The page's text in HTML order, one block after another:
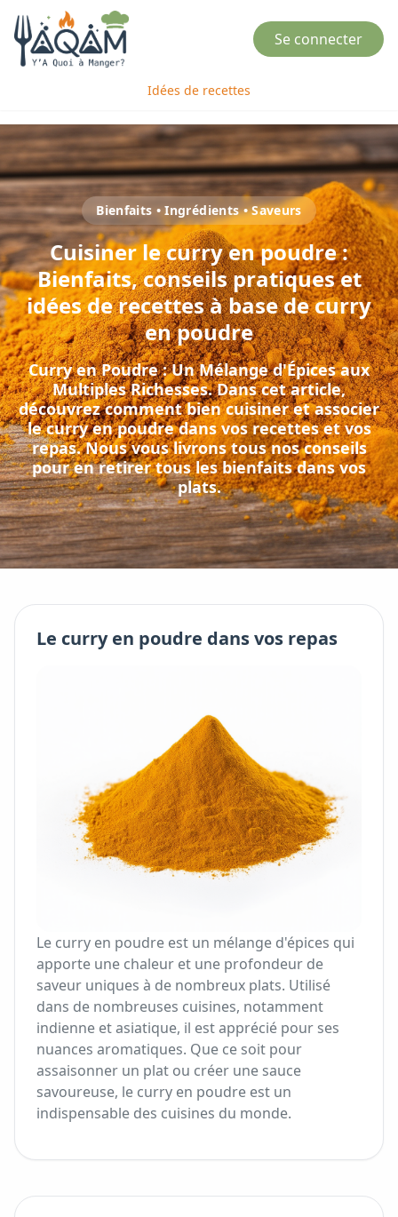
Se connecter
Idées de recettes
Bienfaits • Ingrédients • Saveurs
Cuisinerlecurry en poudre:
Bienfaits, conseils pratiques et
idées de recettes à base decurry
en poudre
Curry en Poudre : Un Mélange d'Épices aux
Multiples Richesses. Dans cet article,
découvrez comment bien cuisiner et associer
lecurry en poudredans vos recettes et vos
repas. Nous vous livrons tous nos conseils
pour en retirer tous les bienfaits dans vos
plats.
Le curry en poudre dans vos repas
Le curry en poudre est un mélange d'épices qui
apporte une chaleur et une profondeur de
saveur uniques à de nombreux plats. Utilisé
dans de nombreuses cuisines, notamment
indienne et asiatique, il est apprécié pour ses
nuances aromatiques. Que ce soit pour
assaisonner un plat ou créer une sauce
savoureuse, le curry en poudre est un
indispensable des cuisines du monde.